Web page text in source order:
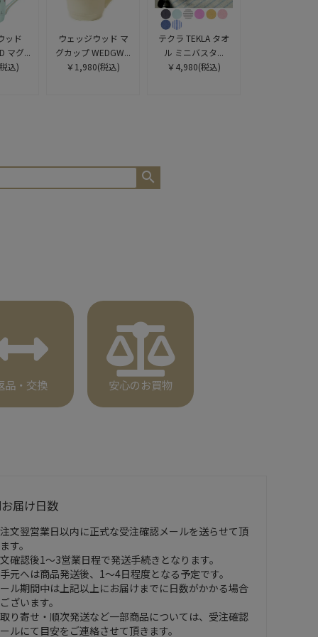
ッド
マグ...
込)
ウェッジウッド マ
グカップ WEDGW...
￥1,980(税込)
テクラ TEKLA タオ
ル ミニバスタ...
￥4,980(税込)
品・交換 安心のお買物
届け日数
文翌営業日以内に正式な受注確認メールを送らせて頂
す。
確認後1～3営業日程で発送手続きとなります。
元へは商品発送後、1～4日程度となる予定です。
ル期間中は上記以上にお届けまでに日数がかかる場合
ざいます。
り寄せ・順次発送など一部商品については、受注確認
ルにて目安をご連絡させて頂きます。